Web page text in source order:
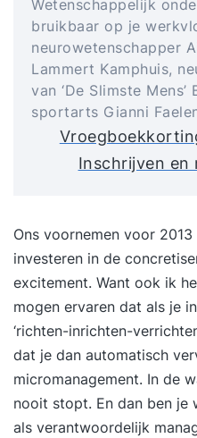
Wetenschappelijk
bruikbaar op je
neurowetenschapper
Lammert Kamphuis,
van ‘De Slimste Mens’
sportarts Gianni
Inschrijven en
Ons voornemen voor
investeren in de
excitement. Want ook ik
mogen ervaren dat als je
‘richten-inrichten-
dat je dan automatisch
micromanagement. In de
nooit stopt. En dan ben je
als verantwoordelijk